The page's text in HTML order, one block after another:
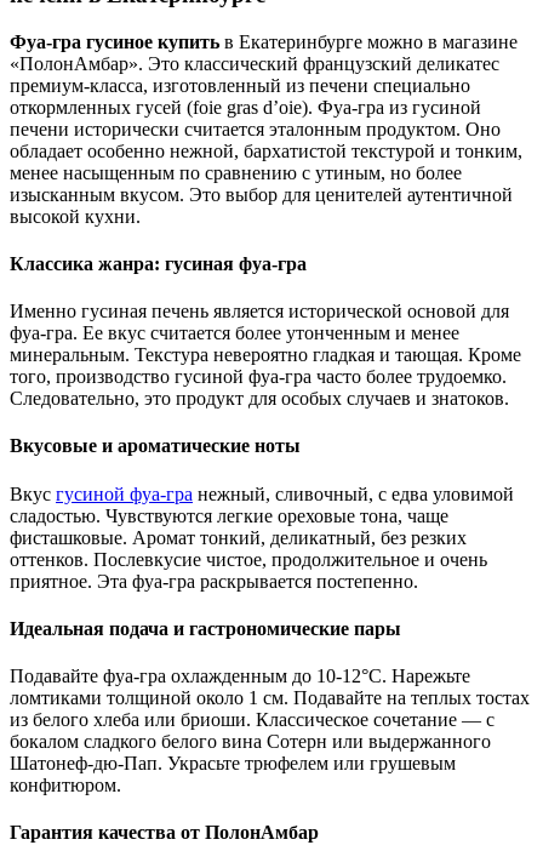
Фуа-гра гусиное купить в Екатеринбурге можно в магазине
«ПолонАмбар». Это классический французский деликатес
премиум-класса, изготовленный из печени специально
откормленных гусей (foie gras d’oie). Фуа-гра из гусиной
печени исторически считается эталонным продуктом. Оно
обладает особенно нежной, бархатистой текстурой и тонким,
менее насыщенным по сравнению с утиным, но более
изысканным вкусом. Это выбор для ценителей аутентичной
высокой кухни.
Классика жанра: гусиная фуа-гра
Именно гусиная печень является исторической основой для
фуа-гра. Ее вкус считается более утонченным и менее
минеральным. Текстура невероятно гладкая и тающая. Кроме
того, производство гусиной фуа-гра часто более трудоемко.
Следовательно, это продукт для особых случаев и знатоков.
Вкусовые и ароматические ноты
Вкус гусиной фуа-гра нежный, сливочный, с едва уловимой
сладостью. Чувствуются легкие ореховые тона, чаще
фисташковые. Аромат тонкий, деликатный, без резких
оттенков. Послевкусие чистое, продолжительное и очень
приятное. Эта фуа-гра раскрывается постепенно.
Идеальная подача и гастрономические пары
Подавайте фуа-гра охлажденным до 10-12°C. Нарежьте
ломтиками толщиной около 1 см. Подавайте на теплых тостах
из белого хлеба или бриоши. Классическое сочетание — с
бокалом сладкого белого вина Сотерн или выдержанного
Шатонеф-дю-Пап. Украсьте трюфелем или грушевым
конфитюром.
Гарантия качества от ПолонАмбар